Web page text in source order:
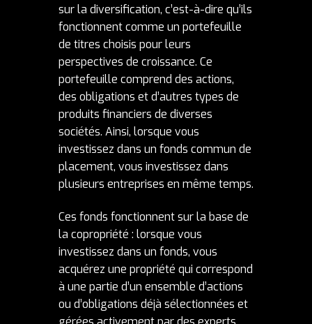
sur la diversification, c’est-à-dire qu’ils
fonctionnent comme un portefeuille
de titres choisis pour leurs
perspectives de croissance. Ce
portefeuille comprend des actions,
des obligations et d’autres types de
produits financiers de diverses
sociétés. Ainsi, lorsque vous
investissez dans un fonds commun de
placement, vous investissez dans
plusieurs entreprises en même temps.
Ces fonds fonctionnent sur la base de
la copropriété : lorsque vous
investissez dans un fonds, vous
acquérez une propriété qui correspond
à une partie d’un ensemble d’actions
ou d’obligations déjà sélectionnées et